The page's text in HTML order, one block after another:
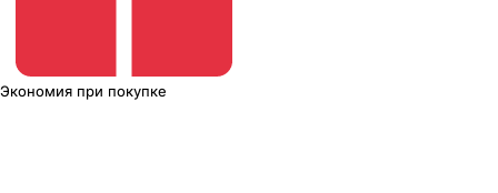
Экономия при покупке